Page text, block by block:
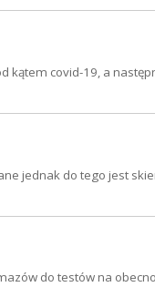
kątem covid-19, a
jednak do tego jest
do testów na